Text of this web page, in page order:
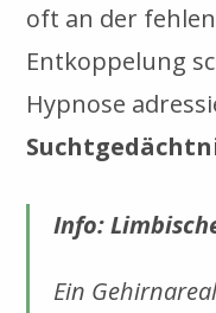
oft an der
Entkoppelung
Hypnose
Info:
Ein